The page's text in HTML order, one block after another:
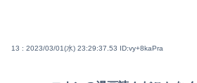
13 : 2023/03/01(水) 23:29:37.53 ID:vy+8kaPra